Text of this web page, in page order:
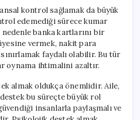
kontrol sağlamak da büyük
edemediği sürece kumar
banka kartlarını bir
vermek, nakit para
faydalı olabilir. Bu tür
oynama ihtimalini azaltır.
almak oldukça önemlidir. Aile,
bu süreçte büyük rol
insanlarla paylaşmalı ve